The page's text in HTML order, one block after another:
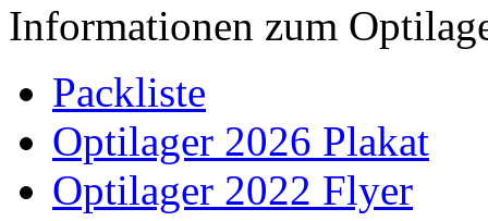
Informationen zum
Packliste
Optilager 2026 Plakat
Optilager 2022 Flyer